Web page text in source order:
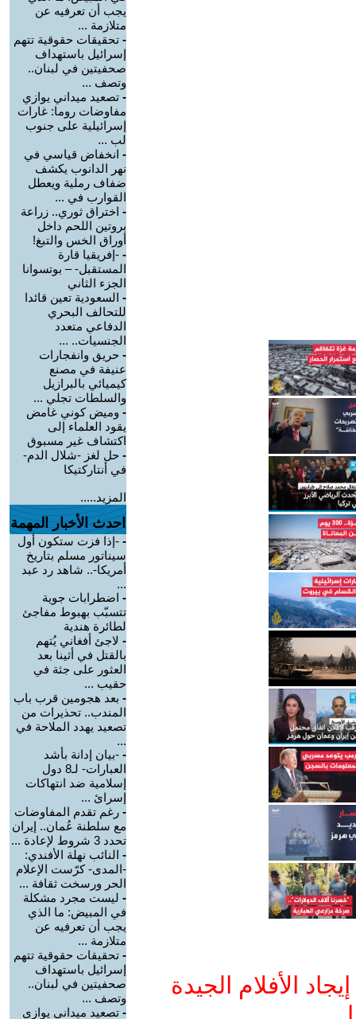
الأفلام الجيدة
يجب أن تعرفيه عن
متلازمة ...
- تحقيقات حقوقية تتهم
إسرائيل باستهداف
صحفيتين في لبنان..
وتصف ...
- تصعيد ميداني يوازي
مفاوضات روما: غارات
إسرائيلية على جنوب
لب ...
- انخفاض قياسي في
نهر الدانوب يكشف
ضفاف رملية ويعطل
القوارب في ...
- اختراق ثوري.. زراعة
بروتين اللحم داخل
أوراق الخس والتبغ!
- -إفريقيا قارة
المستقبل- – بوتسوانا
الجزء الثاني
- السعودية تعين قائدا
للتحالف البحري
الدفاعي متعدد
الجنسيات.. ...
- حريق وانفجارات
عنيفة في مصنع
كيميائي بالبرازيل
والسلطات تجلي ...
- وميض كوني غامض
يقود العلماء إلى
اكتشاف غير مسبوق
- حل لغز -شلال الدم-
في أنتاركتيكا
المزيد.....
احدث الأخبار المهمة
- -إذا فزت ستكون أول
سيناتور مسلم بتاريخ
أمريكا-.. شاهد رد عبد
...
- اضطرابات جوية
تتسبّب بهبوط مفاجئ
لطائرة هندية
- لاجئ أفغاني يُتهم
بالقتل في أثينا بعد
العثور على جثة في
حقيب ...
- بعد هجومين قرب باب
المندب.. تحذيرات من
تصعيد يهدد الملاحة في
...
- -بيان إدانة بأشد
العبارات- لـ8 دول
إسلامية ضد انتهاكات
إسرائ ...
- رغم تقدم المفاوضات
مع سلطنة عُمان.. إيران
تحدد 3 شروط لإعادة ...
- النائب نهلة الأفندي:
-المدى- كرّست الإعلام
الحر ورسخت ثقافة ...
- ليست مجرد مشكلة
في المبيض: ما الذي
يجب أن تعرفيه عن
متلازمة ...
- تحقيقات حقوقية تتهم
إسرائيل باستهداف
صحفيتين في لبنان..
وتصف ...
- تصعيد ميداني يوازي